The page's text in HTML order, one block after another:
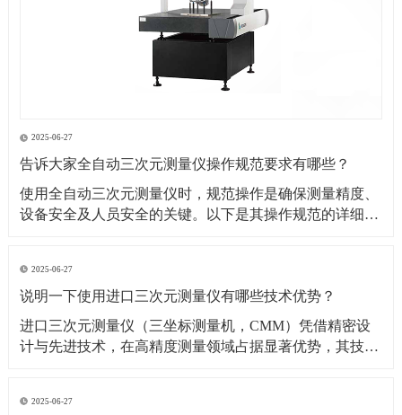
2025-06-27
告诉大家全自动三次元测量仪操作规范要求有哪些？
​使用全自动三次元测量仪时，规范操作是确保测量精度、
设备安全及人员安全的关键。以下是其操作规范的详细要
度控制在 40%~60% RH，避免温度剧烈波动或潮湿导致设
备变形、传感器失灵。防尘与防
2025-06-27
说明一下使用进口三次元测量仪有哪些技术优势？
​进口三次元测量仪（三坐标测量机，CMM）凭借精密设
计与先进技术，在高精度测量领域占据显著优势，其技术
辨率与重复性：进口设备（如德国蔡司、美国 API、日本
2025-06-27